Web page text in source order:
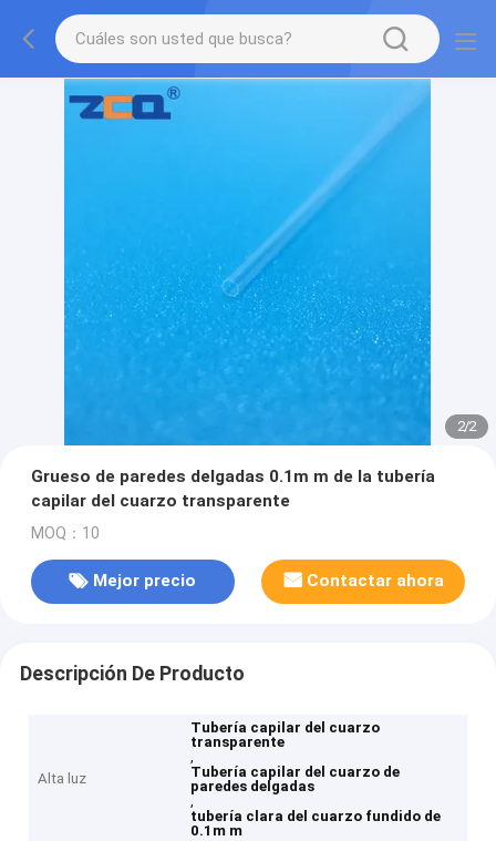
2/2
Grueso de paredes delgadas 0.1m m de la tubería
capilar del cuarzo transparente
MOQ：10
Mejor precio Contactar ahora
Descripción De Producto
Alta luz
Tubería capilar del cuarzo
transparente
,
Tubería capilar del cuarzo de
paredes delgadas
,
tubería clara del cuarzo fundido de
0.1m m